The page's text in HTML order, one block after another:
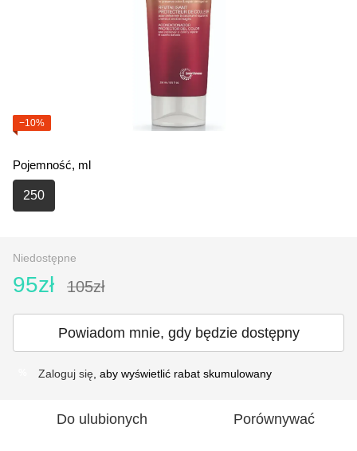
−10%
Pojemność, ml
250
Niedostępne
95zł 105zł
Powiadom mnie, gdy będzie dostępny
Zaloguj się , aby wyświetlić rabat skumulowany
Do ulubionych Porównywać